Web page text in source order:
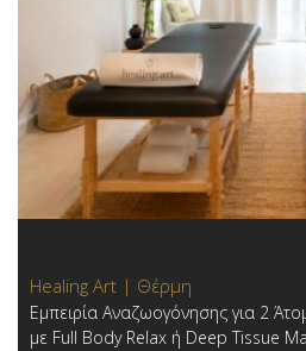
Healing Art | Θέρμη
Εμπειρία Αναζωογόνησης για 2
με Full Body Relax ή Deep Tissue